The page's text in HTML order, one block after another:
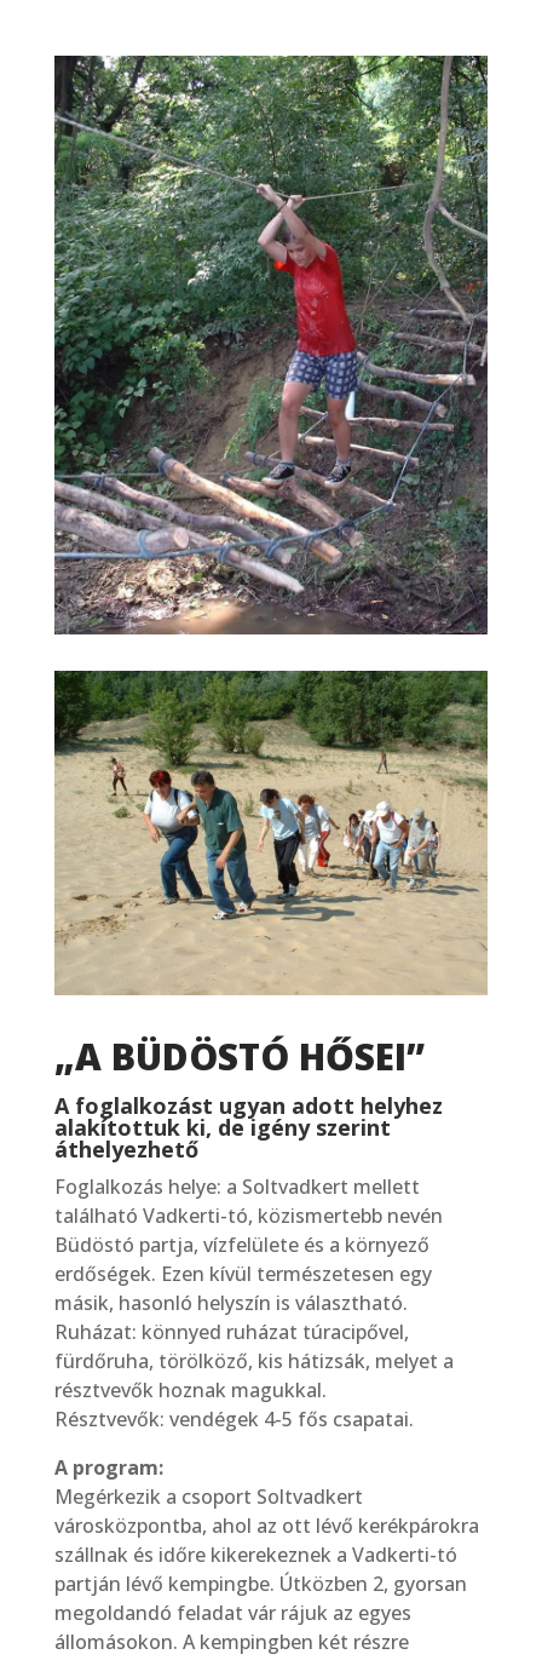
„A BÜDÖSTÓ HŐSEI”
A foglalkozást ugyan adott helyhez
alakítottuk ki, de igény szerint
áthelyezhető
Foglalkozás helye: a Soltvadkert mellett
található Vadkerti-tó, közismertebb nevén
Büdöstó partja, vízfelülete és a környező
erdőségek. Ezen kívül természetesen egy
másik, hasonló helyszín is választható.
Ruházat: könnyed ruházat túracipővel,
fürdőruha, törölköző, kis hátizsák, melyet a
résztvevők hoznak magukkal.
Résztvevők: vendégek 4-5 fős csapatai.
A program:
Megérkezik a csoport Soltvadkert
városközpontba, ahol az ott lévő kerékpárokra
szállnak és időre kikerekeznek a Vadkerti-tó
partján lévő kempingbe. Útközben 2, gyorsan
megoldandó feladat vár rájuk az egyes
állomásokon. A kempingben két részre